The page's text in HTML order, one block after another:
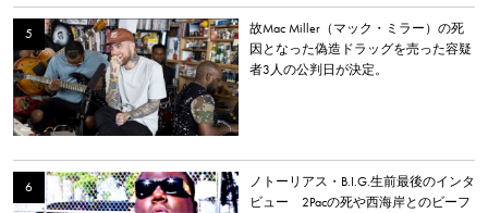
故Mac Miller（マック・ミラー）の死
因となった偽造ドラッグを売った容疑
者3人の公判日が決定。
ノトーリアス・B.I.G.生前最後のインタ
ビュー 2Pacの死や西海岸とのビーフ